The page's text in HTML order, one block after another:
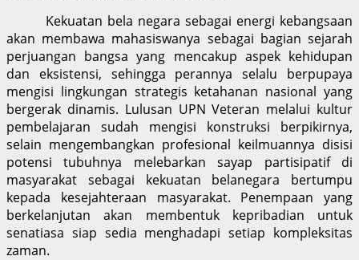
Kekuatan bela negara sebagai energi kebangsaan
akan membawa mahasiswanya sebagai bagian sejarah
perjuangan bangsa yang mencakup aspek kehidupan
dan eksistensi, sehingga perannya selalu berpupaya
mengisi lingkungan strategis ketahanan nasional yang
bergerak dinamis. Lulusan UPN Veteran melalui kultur
pembelajaran sudah mengisi konstruksi berpikirnya,
selain mengembangkan profesional keilmuannya disisi
potensi tubuhnya melebarkan sayap partisipatif di
masyarakat sebagai kekuatan belanegara bertumpu
kepada kesejahteraan masyarakat. Penempaan yang
berkelanjutan akan membentuk kepribadian untuk
senatiasa siap sedia menghadapi setiap kompleksitas
zaman.